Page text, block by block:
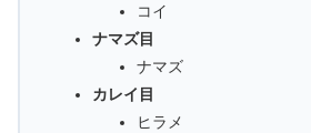
コイ
ナマズ目
ナマズ
カレイ目
ヒラメ